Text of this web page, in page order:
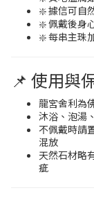
❇️ 據信可自
❇️ 佩戴後身
❇️ 每串主珠
📌 使用與
龍宮舍利為
沐浴、泡湯
不佩戴時請
混放
天然石材略
疵